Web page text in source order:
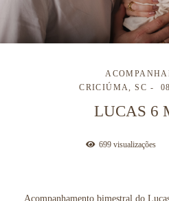
CRICIÚMA, SC
LUCAS 6
699visualizações
Acompanhamento bimestral do